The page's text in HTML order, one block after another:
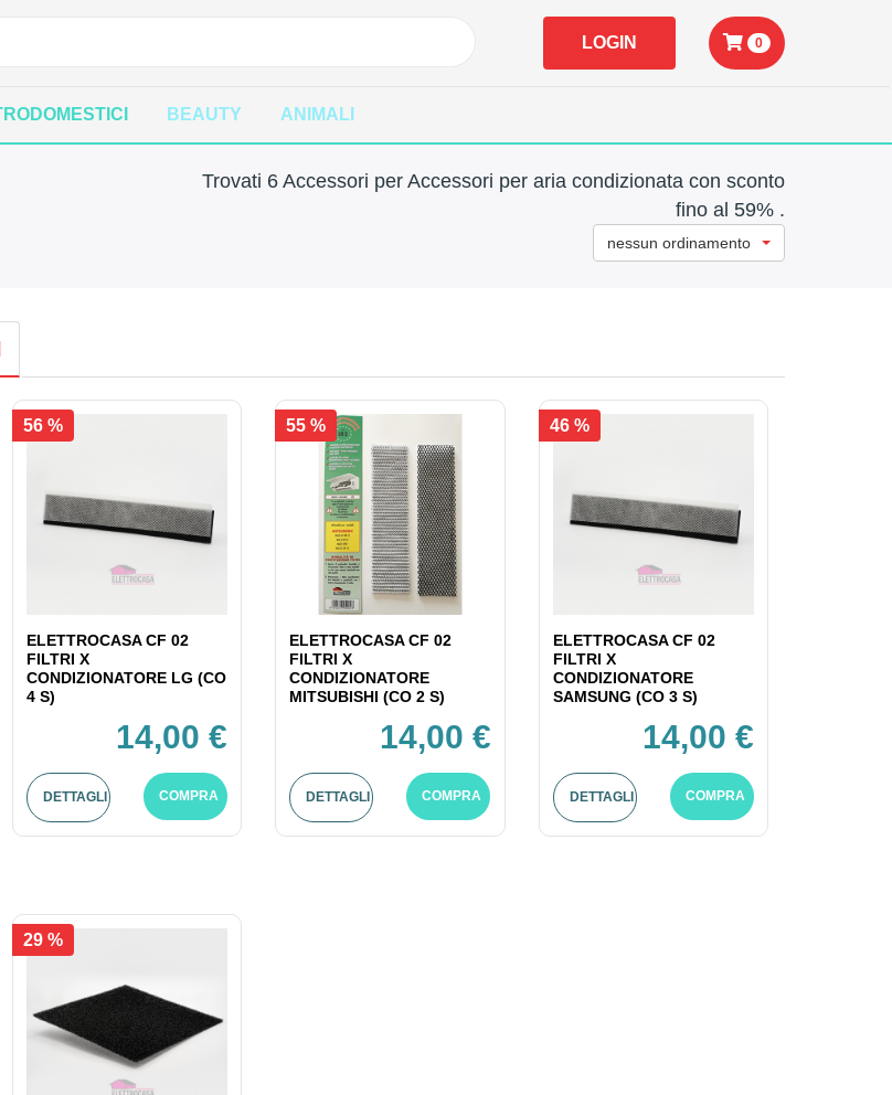
LOGIN 0
BEAUTY ANIMALI
Trovati 6 Accessori per Accessori per aria condizionata con sconto
fino al 59% .
nessun ordinamento
56 %
ELETTROCASA CF 02
FILTRI X
CONDIZIONATORE LG (CO
4 S)
14,00 €
DETTAGLI COMPRA
55 %
ELETTROCASA CF 02
FILTRI X
CONDIZIONATORE
MITSUBISHI (CO 2 S)
14,00 €
DETTAGLI COMPRA
46 %
ELETTROCASA CF 02
FILTRI X
CONDIZIONATORE
SAMSUNG (CO 3 S)
14,00 €
DETTAGLI COMPRA
29 %